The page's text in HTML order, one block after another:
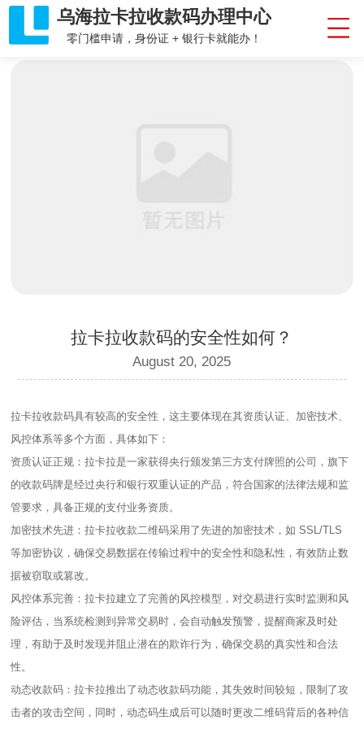
乌海拉卡拉收款码办理中心
零门槛申请，身份证 + 银行卡就能办！
拉卡拉收款码的安全性如何？
August 20, 2025
拉卡拉收款码具有较高的安全性，这主要体现在其资质认证、加密技术、
风控体系等多个方面，具体如下：
资质认证正规：拉卡拉是一家获得央行颁发第三方支付牌照的公司，旗下
的收款码牌是经过央行和银行双重认证的产品，符合国家的法律法规和监
管要求，具备正规的支付业务资质。
加密技术先进：拉卡拉收款二维码采用了先进的加密技术，如 SSL/TLS
等加密协议，确保交易数据在传输过程中的安全性和隐私性，有效防止数
据被窃取或篡改。
风控体系完善：拉卡拉建立了完善的风控模型，对交易进行实时监测和风
险评估，当系统检测到异常交易时，会自动触发预警，提醒商家及时处
理，有助于及时发现并阻止潜在的欺诈行为，确保交易的真实性和合法
性。
动态收款码：拉卡拉推出了动态收款码功能，其失效时间较短，限制了攻
击者的攻击空间，同时，动态码生成后可以随时更改二维码背后的各种信